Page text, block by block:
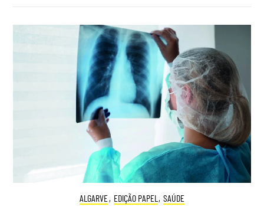
ALGARVE, EDIÇÃO PAPEL , SAÚDE